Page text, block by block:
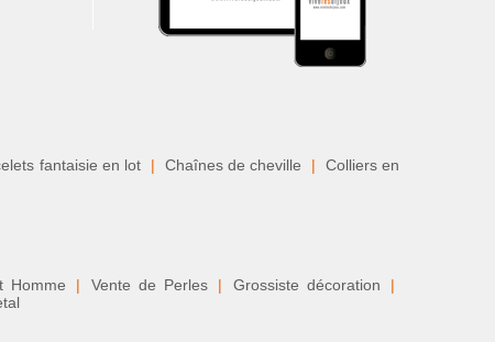
fantaisie en lot | Chaînes de cheville |
Colliers en
Homme | Vente de Perles | Grossiste décoration
|